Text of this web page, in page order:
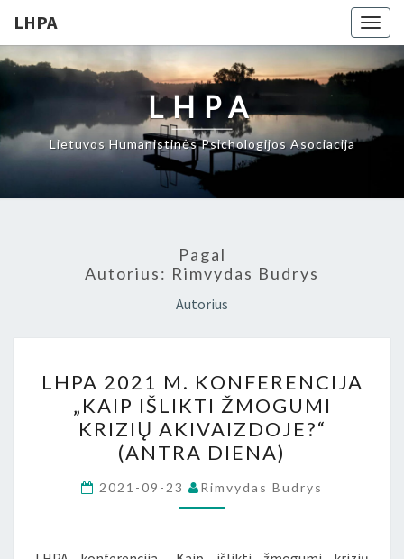
LHPA
LHPA
Lietuvos Humanistinės Psichologijos Asociacija
Pagal
Autorius: Rimvydas Budrys
Autorius
2021
M.
KONFERENCIJA
„KAIP
IŠLIKTI
ŽMOGUMI
LHPA 2021 M. KONFERENCIJA
„KAIP IŠLIKTI ŽMOGUMI
KRIZIŲ AKIVAIZDOJE?“
(ANTRA DIENA)
2021-09-23 Rimvydas Budrys